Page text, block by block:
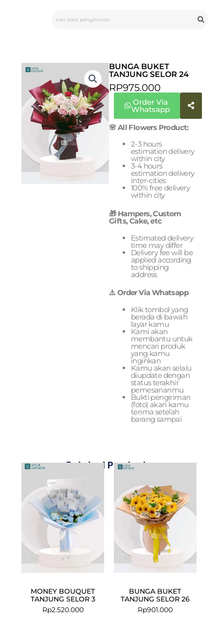
BUNGA BUKET
TANJUNG SELOR 24
RP975.000
Order Via
Whatsapp
🌸 All Flowers Product:
2-3 hours
estimation delivery
within city
3-4 hours
estimation delivery
inter-cities
100% free delivery
within city
🎁 Hampers, Custom
Gifts, Cake, etc
Estimated delivery
time may differ
Delivery fee will be
applied according
to shipping
address
⚠️ Order Via Whatsapp
Klik tombol yang
berada di bawah
layar kamu
Kami akan
membantu untuk
mencari produk
yang kamu
inginkan
Kamu akan selalu
diupdate dengan
status terakhir
pemesananmu
Bukti pengiriman
(foto) akan kamu
terima setelah
barang sampai
Related Products
MONEY BOUQUET
TANJUNG SELOR 3
Rp2.520.000
BUNGA BUKET
TANJUNG SELOR 26
Rp901.000